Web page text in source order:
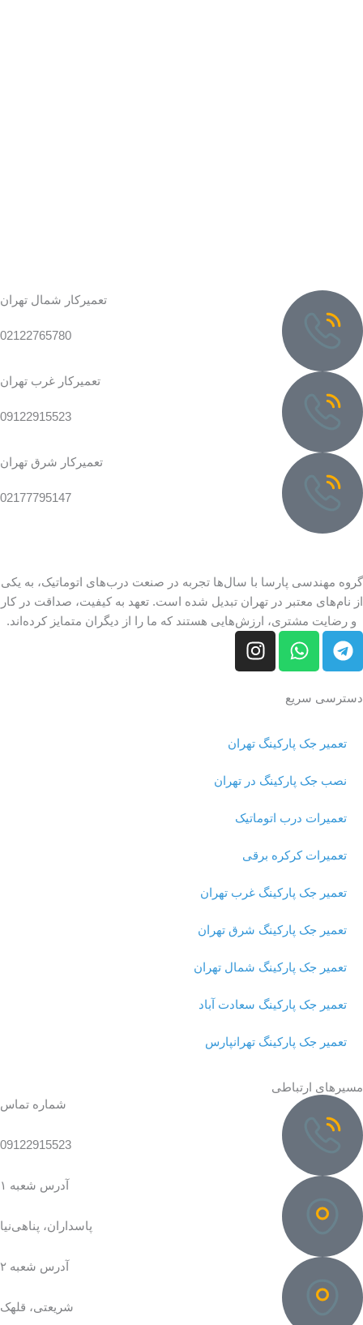
تعمیرکار شمال تهران
02122765780
تعمیرکار غرب تهران
09122915523
تعمیرکار شرق تهران
02177795147
گروه مهندسی پارسا با سال‌ها تجربه در صنعت درب‌های اتوماتیک، به یکی
از نام‌های معتبر در تهران تبدیل شده است. تعهد به کیفیت، صداقت در کار
و رضایت مشتری، ارزش‌هایی هستند که ما را از دیگران متمایز کرده‌اند.
T
e
e
r
m
W
h
t
a
p
I
n
g
a
دسترسی سریع
تعمیر جک پارکینگ تهران
نصب جک پارکینگ در تهران
تعمیرات درب اتوماتیک
تعمیرات کرکره برقی
تعمیر جک پارکینگ غرب تهران
تعمیر جک پارکینگ شرق تهران
تعمیر جک پارکینگ شمال تهران
تعمیر جک پارکینگ سعادت آباد
تعمیر جک پارکینگ تهرانپارس
مسیرهای ارتباطی
شماره تماس
09122915523
آدرس شعبه ۱
پاسداران، پناهی‌نیا
آدرس شعبه ۲
شریعتی، قلهک